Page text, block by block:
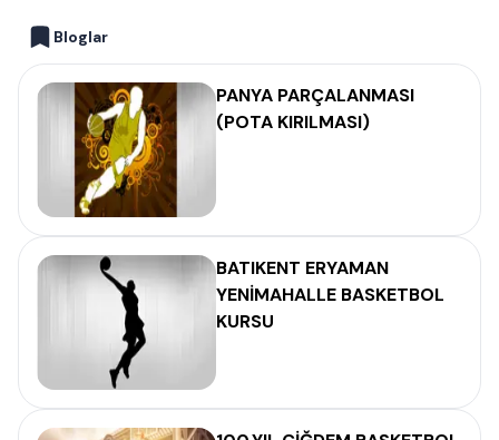
Bloglar
PANYA PARÇALANMASI
(POTA KIRILMASI)
BATIKENT ERYAMAN
YENİMAHALLE BASKETBOL
KURSU